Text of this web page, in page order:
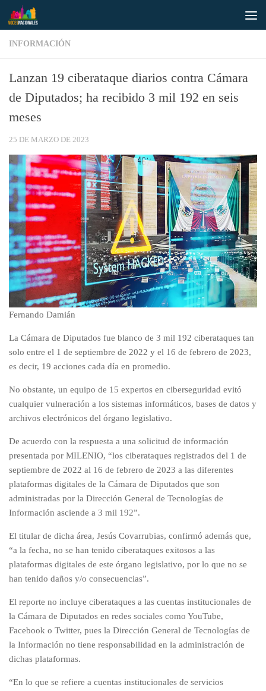
Saltar al contenido
INFORMACIÓN
Lanzan 19 ciberataque diarios contra Cámara
de Diputados; ha recibido 3 mil 192 en seis
meses
25 DE MARZO DE 2023
Fernando Damián
La Cámara de Diputados fue blanco de 3 mil 192 ciberataques tan
solo entre el 1 de septiembre de 2022 y el 16 de febrero de 2023,
es decir, 19 acciones cada día en promedio.
No obstante, un equipo de 15 expertos en ciberseguridad evitó
cualquier vulneración a los sistemas informáticos, bases de datos y
archivos electrónicos del órgano legislativo.
De acuerdo con la respuesta a una solicitud de información
presentada por MILENIO, “los ciberataques registrados del 1 de
septiembre de 2022 al 16 de febrero de 2023 a las diferentes
plataformas digitales de la Cámara de Diputados que son
administradas por la Dirección General de Tecnologías de
Información asciende a 3 mil 192”.
El titular de dicha área, Jesús Covarrubias, confirmó además que,
“a la fecha, no se han tenido ciberataques exitosos a las
plataformas digitales de este órgano legislativo, por lo que no se
han tenido daños y/o consecuencias”.
El reporte no incluye ciberataques a las cuentas institucionales de
la Cámara de Diputados en redes sociales como YouTube,
Facebook o Twitter, pues la Dirección General de Tecnologías de
la Información no tiene responsabilidad en la administración de
dichas plataformas.
“En lo que se refiere a cuentas institucionales de servicios